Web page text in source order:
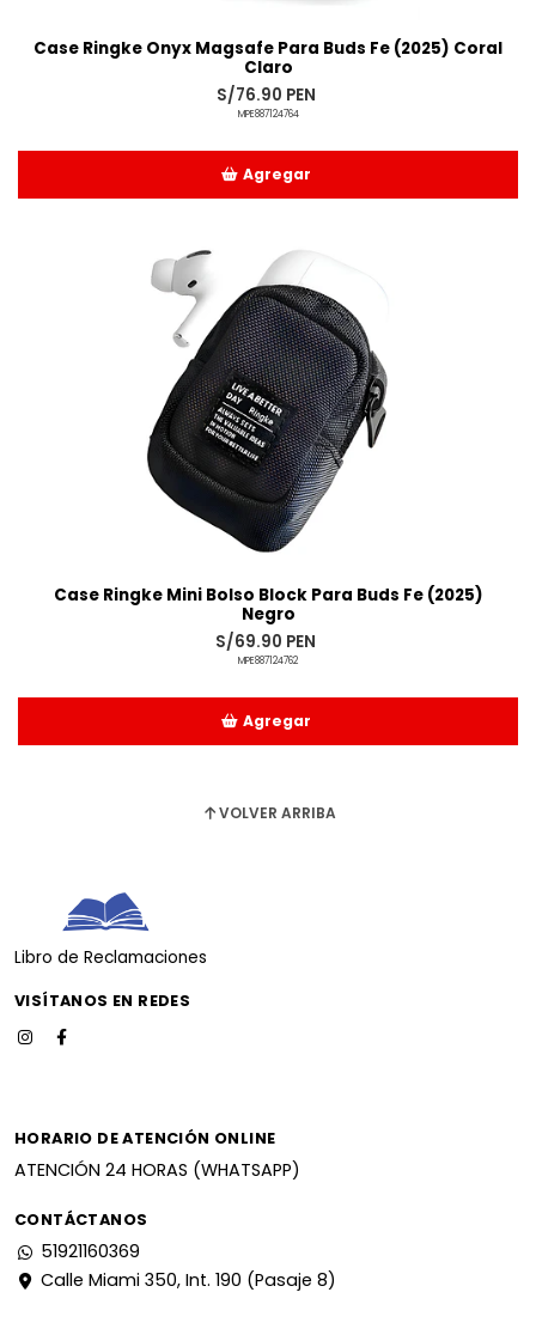
Case Ringke Onyx Magsafe Para Buds Fe (2025) Coral
Claro
S/76.90 PEN
MPE887124764
Agregar
Case Ringke Mini Bolso Block Para Buds Fe (2025)
Negro
S/69.90 PEN
MPE887124762
Agregar
VOLVER ARRIBA
Libro de Reclamaciones
VISÍTANOS EN REDES
HORARIO DE ATENCIÓN ONLINE
ATENCIÓN 24 HORAS (WHATSAPP)
CONTÁCTANOS
51921160369
Calle Miami 350, Int. 190 (Pasaje 8)